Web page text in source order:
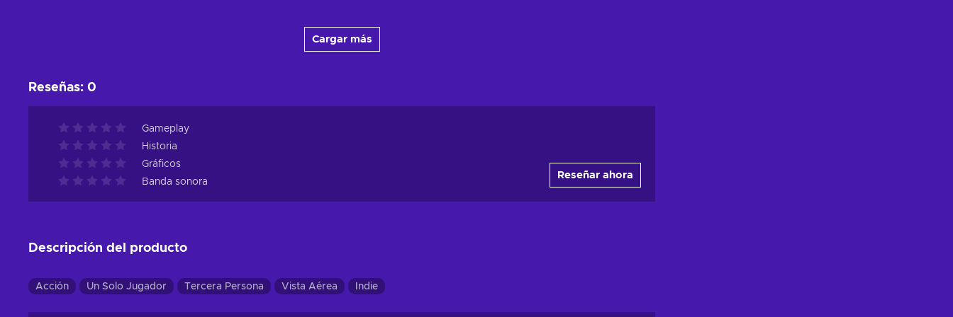
Cargar más
Reseñas: 0
Gameplay
Historia
Gráficos
Banda sonora
Reseñar ahora
Descripción del producto
Acción Un Solo Jugador Tercera Persona Vista Aérea Indie